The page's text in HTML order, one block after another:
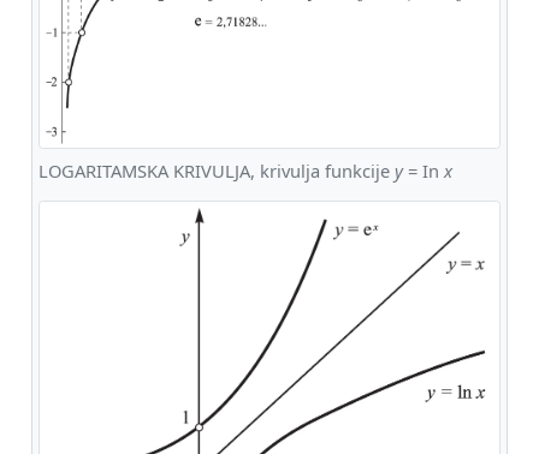
LOGARITAMSKA KRIVULJA, krivulja funkcije y= Inx